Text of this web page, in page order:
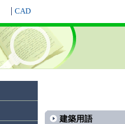
CAD
建築用語